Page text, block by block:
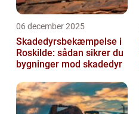
06 december 2025
Skadedyrsbekæmpelse i
Roskilde: sådan sikrer du
bygninger mod skadedyr